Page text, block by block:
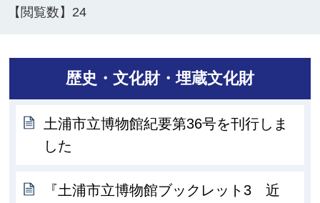
【閲覧数】 24
歴史・文化財・埋蔵文化財
土浦市立博物館紀要第36号を刊行しま
した
『土浦市立博物館ブックレット3 近